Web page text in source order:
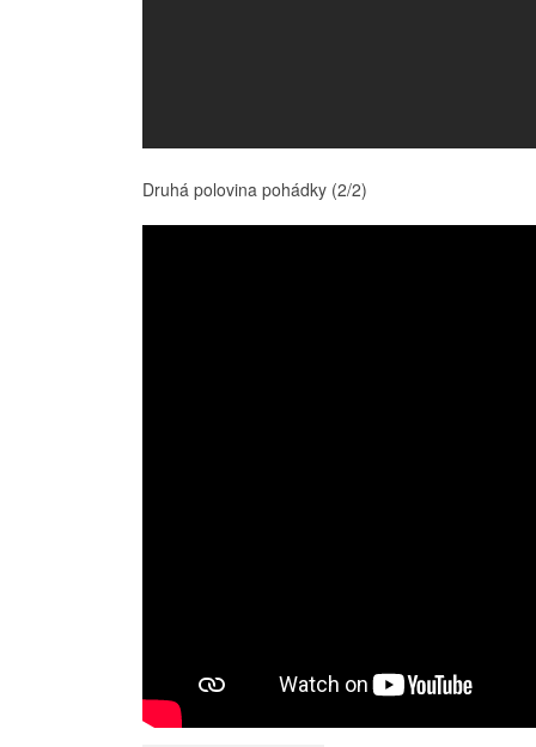
Druhá polovina pohádky (2/2)